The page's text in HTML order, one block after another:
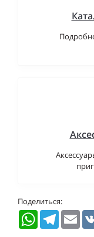
Поделиться:
WhatsAppTelegram